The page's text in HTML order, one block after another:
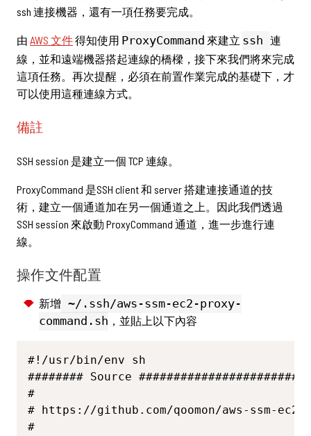
ssh 連接機器，還有一項任務要完成。
由 AWS 文件得知使用 ProxyCommand 來建立 ssh 連
線，並和遠端機器搭起連線的橋樑，接下來我們將來完成
這項任務。再次提醒，必須在前置作業完成的基礎下，才
可以使用這種連線方式。
備註
SSH session 是建立一個 TCP 連線。
ProxyCommand 是SSH client 和 server 搭建連接通道的技
術，建立一個通道加在另一個通道之上。因此我們透過
SSH session 來啟動 ProxyCommand 通道，進一步進行連
線。
操作文件配置
新增 ~/.ssh/aws-ssm-ec2-proxy-
command.sh ，並貼上以下內容
#!/usr/bin/env sh
######## Source
#
# https://github.com/qoomon/aws-ssm-ec2-
#